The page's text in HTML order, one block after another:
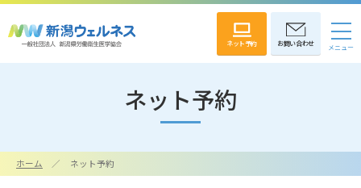
お問い合わせ
ネット予約
ネット予約
ホーム ネット予約